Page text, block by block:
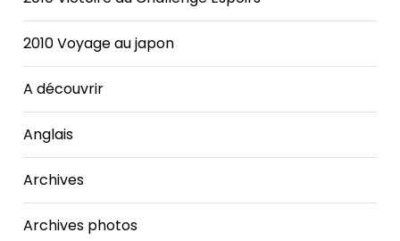
2010 Voyage au japon
A découvrir
Anglais
Archives
Archives photos